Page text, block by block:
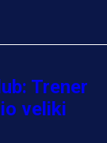
Trener
veliki